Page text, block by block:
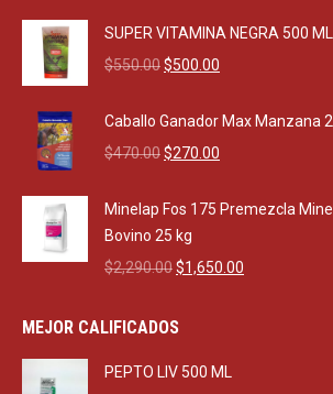
SUPER VITAMINA NEGRA 500 ML
$550.00Original
was:
$550.00.
$500.00
is:
Caballo Ganador Max Manzana
$470.00Original
was:
$470.00.
$270.00
is:
Minelap Fos 175 Premezcla
Bovino 25 kg
$2,290.00Original
was:
$1,650.00
MEJOR CALIFICADOS
PEPTO LIV 500 ML